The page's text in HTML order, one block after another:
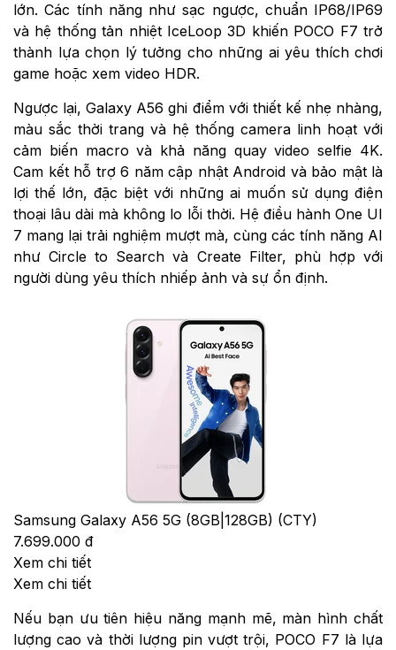
lớn. Các tính năng như sạc ngược, chuẩn IP68/IP69
và hệ thống tản nhiệt IceLoop 3D khiến POCO F7 trở
thành lựa chọn lý tưởng cho những ai yêu thích chơi
game hoặc xem video HDR.
Ngược lại, Galaxy A56 ghi điểm với thiết kế nhẹ nhàng,
màu sắc thời trang và hệ thống camera linh hoạt với
cảm biến macro và khả năng quay video selfie 4K.
Cam kết hỗ trợ 6 năm cập nhật Android và bảo mật là
lợi thế lớn, đặc biệt với những ai muốn sử dụng điện
thoại lâu dài mà không lo lỗi thời. Hệ điều hành One UI
7 mang lại trải nghiệm mượt mà, cùng các tính năng AI
như Circle to Search và Create Filter, phù hợp với
người dùng yêu thích nhiếp ảnh và sự ổn định.
Samsung Galaxy A56 5G (8GB|128GB) (CTY)
7.699.000 đ
Xem chi tiết
Xem chi tiết
Nếu bạn ưu tiên hiệu năng mạnh mẽ, màn hình chất
lượng cao và thời lượng pin vượt trội, POCO F7 là lựa